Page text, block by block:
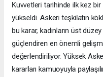
Kuvvetleri tarihinde ilk kez
yükseldi. Askeri teşkilatın
bu karar, kadınların üst
güçlendiren en önemli
değerlendiriliyor. Yüksek
kararları kamuoyuyla